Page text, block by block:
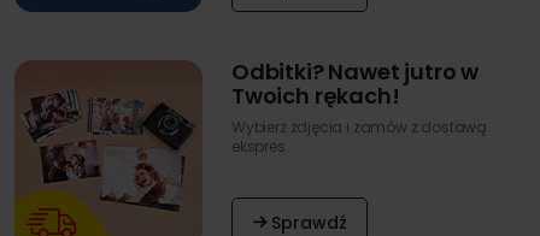
Odbitki? Nawet jutro w
Twoich rękach!
Wybierz zdjęcia i zamów z dostawą
ekspres.
Sprawdź